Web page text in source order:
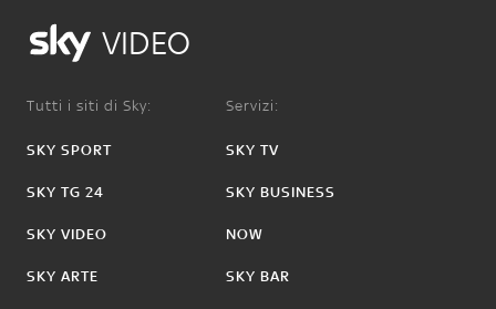
VIDEO
Tutti i siti di Sky:
SKY SPORT
SKY TG 24
SKY VIDEO
SKY ARTE
Servizi:
SKY TV
SKY BUSINESS
NOW
SKY BAR